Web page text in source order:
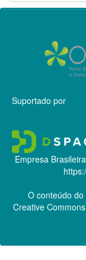
Suportado por
Empresa
O conteúdo
Creative Commons